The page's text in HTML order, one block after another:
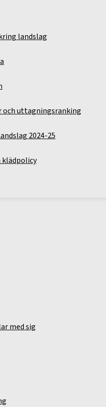
landslag
uttagningsranking
2024-25
klädpolicy
med sig